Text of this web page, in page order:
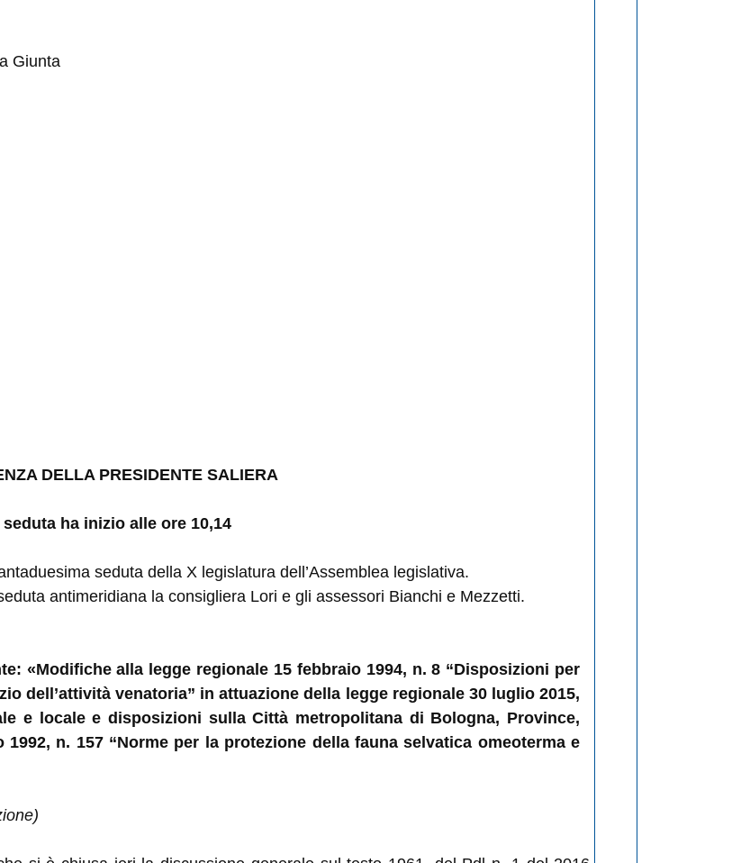
Giunta
DELLA PRESIDENTE SALIERA
seduta ha inizio alle ore 10,14
seduta della X legislatura dell’Assemblea legislativa.
antimeridiana la consigliera Lori e gli assessori Bianchi e Mezzetti.
«Modifiche alla legge regionale 15 febbraio 1994, n. 8 “Disposizioni per
dell’attività venatoria” in attuazione della legge regionale 30 luglio 2015,
e locale e disposizioni sulla Città metropolitana di Bologna, Province,
n. 157 “Norme per la protezione della fauna selvatica omeoterma e